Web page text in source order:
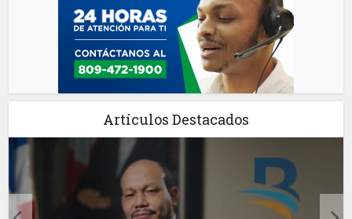
Artículos Destacados